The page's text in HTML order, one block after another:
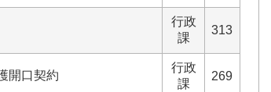
行政
課
313
開口契約
行政
課
269